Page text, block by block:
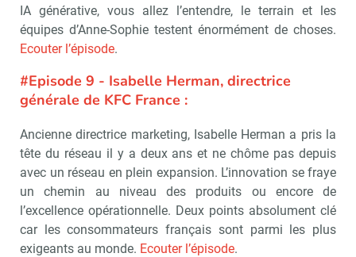
IA générative, vous allez l’entendre, le terrain et les
équipes d’Anne-Sophie testent énormément de choses.
Ecouter l’épisode.
#Episode 9 - Isabelle Herman, directrice
générale de KFC France :
Ancienne directrice marketing, Isabelle Herman a pris la
tête du réseau il y a deux ans et ne chôme pas depuis
avec un réseau en plein expansion. L’innovation se fraye
un chemin au niveau des produits ou encore de
l’excellence opérationnelle. Deux points absolument clé
car les consommateurs français sont parmi les plus
exigeants au monde. Ecouter l’épisode.